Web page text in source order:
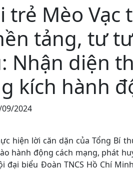
trẻ Mèo
tảng, tư
Nhận diện
kích hành
09/2024
hiện lời căn dặn của Tổng Bí
hành động cách mạng, phát
đại biểu Đoàn TNCS Hồ Chí